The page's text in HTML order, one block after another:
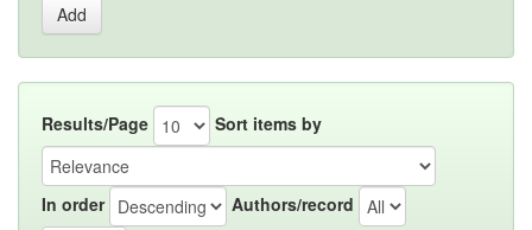
Results/Page Sort items by
In order Authors/record